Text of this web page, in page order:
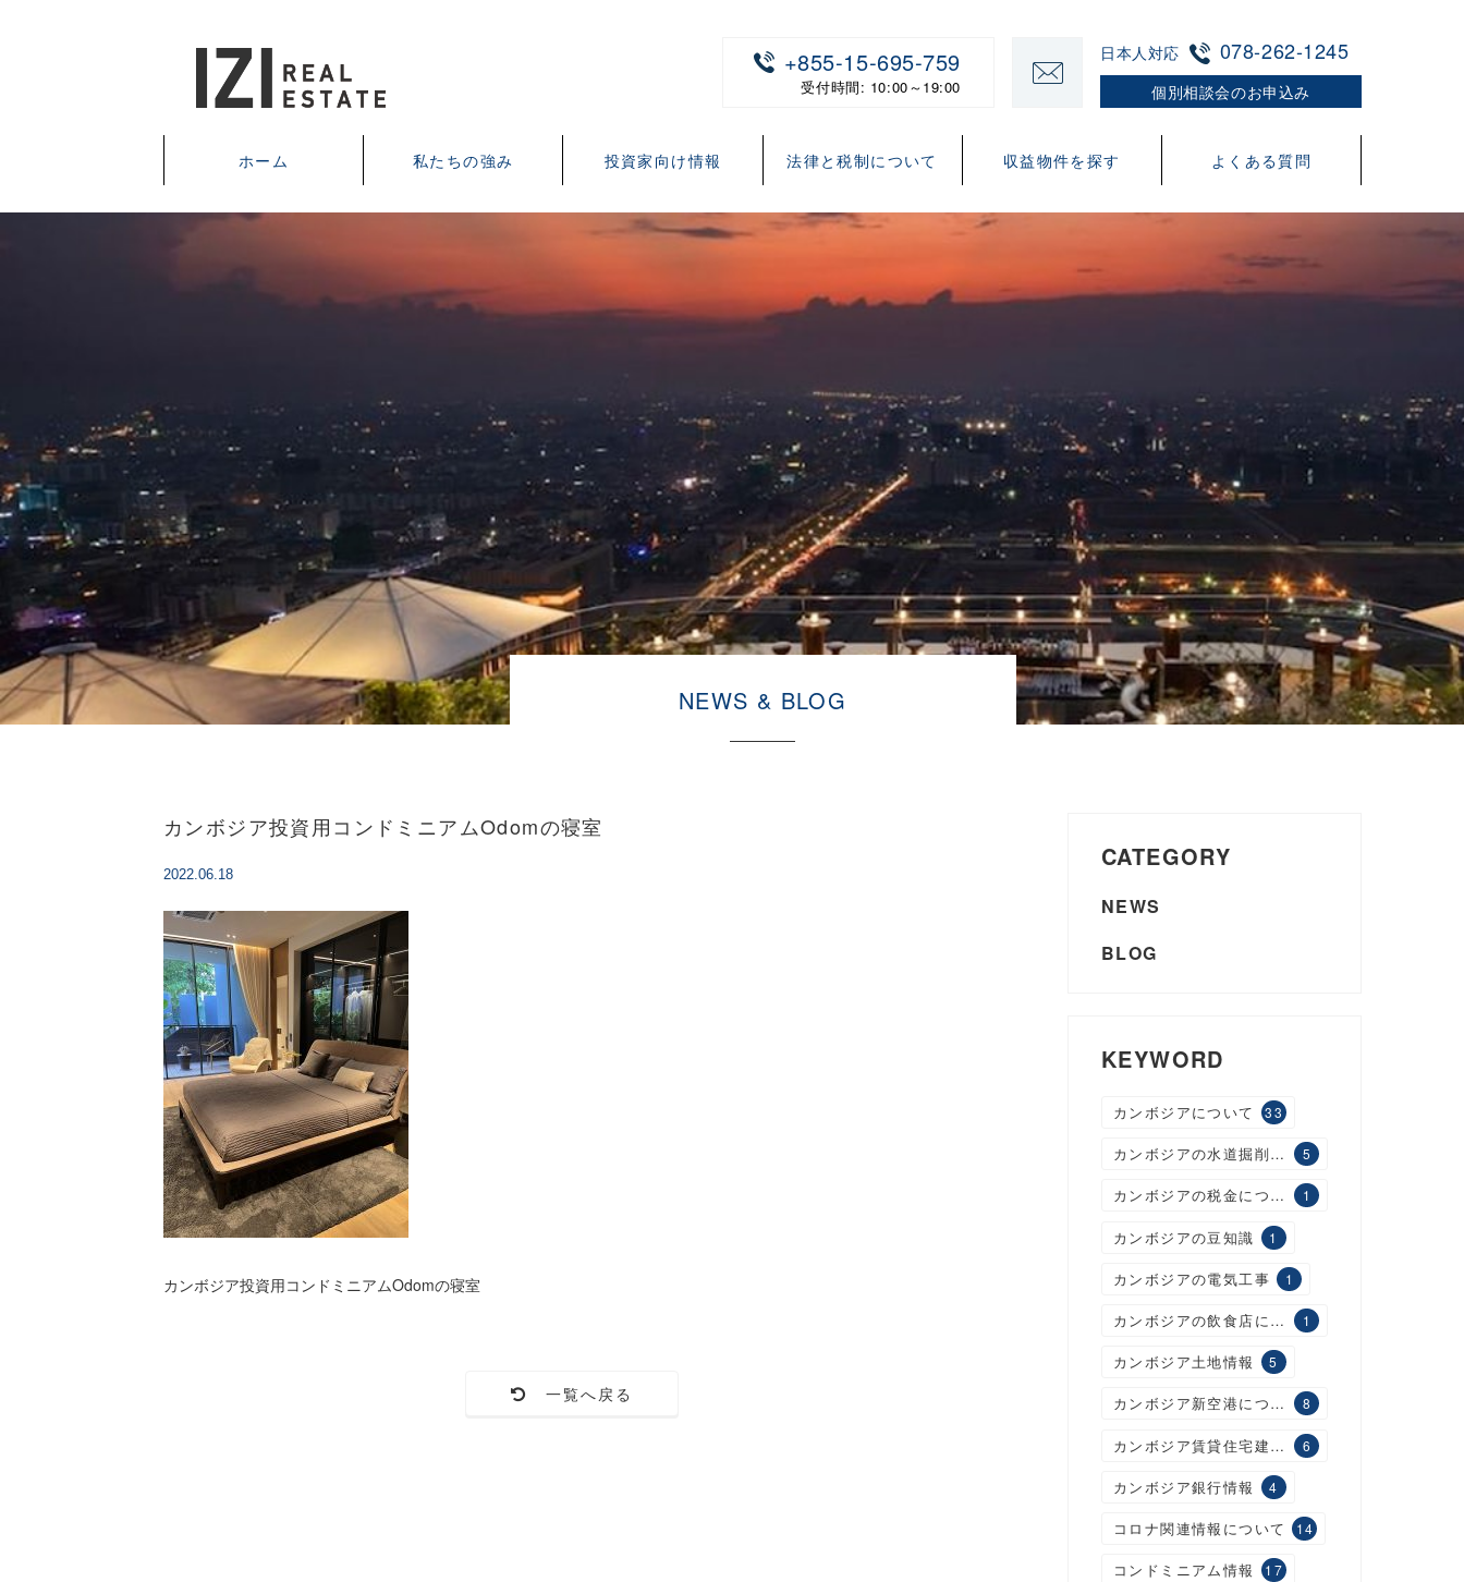
日本人対応 078-262-1245
個別相談会のお申込み
+855-15-695-759
受付時間: 10:00～19:00
ホーム 私たちの強み 投資家向け情報 法律と税制について 収益物件を探す よくある質問
NEWS & BLOG
カンボジア投資用コンドミニアムOdomの寝室
2022.06.18
カンボジア投資用コンドミニアムOdomの寝室
一覧へ戻る
CATEGORY
NEWS
BLOG
KEYWORD
カンボジアについて 33
カンボジアの水道掘削工事 5
カンボジアの税金について 1
カンボジアの豆知識 1
カンボジアの電気工事 1
カンボジアの飲食店について 1
カンボジア土地情報 5
カンボジア新空港について 8
カンボジア賃貸住宅建設について 6
カンボジア銀行情報 4
コロナ関連情報について 14
コンドミニアム情報 17